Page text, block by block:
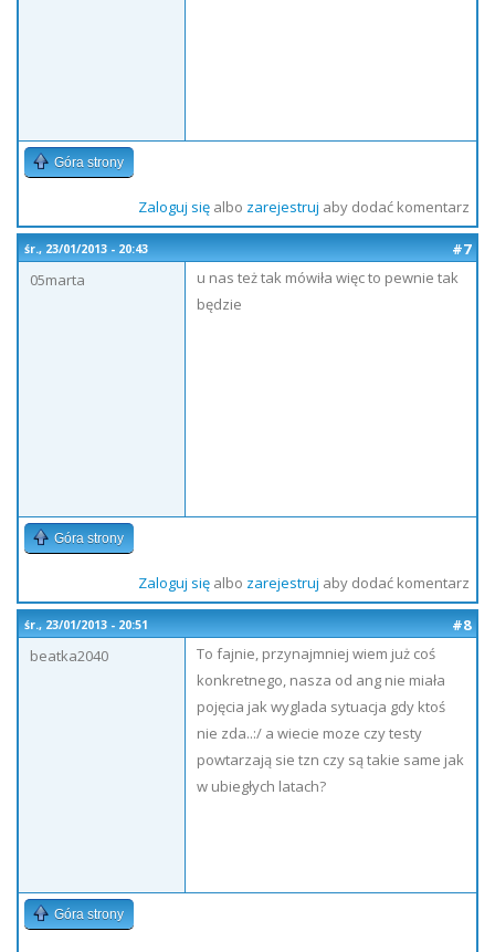
Góra strony
Zaloguj sięalbo zarejestruj aby dodać komentarz
śr., 23/01/2013 - 20:43
#7
05marta
u nas też tak mówiła więc to pewnie tak
będzie
Góra strony
Zaloguj sięalbo zarejestruj aby dodać komentarz
śr., 23/01/2013 - 20:51
#8
beatka2040
To fajnie, przynajmniej wiem już coś
konkretnego, nasza od ang nie miała
pojęcia jak wyglada sytuacja gdy ktoś
nie zda..:/ a wiecie moze czy testy
powtarzają sie tzn czy są takie same jak
w ubiegłych latach?
Góra strony